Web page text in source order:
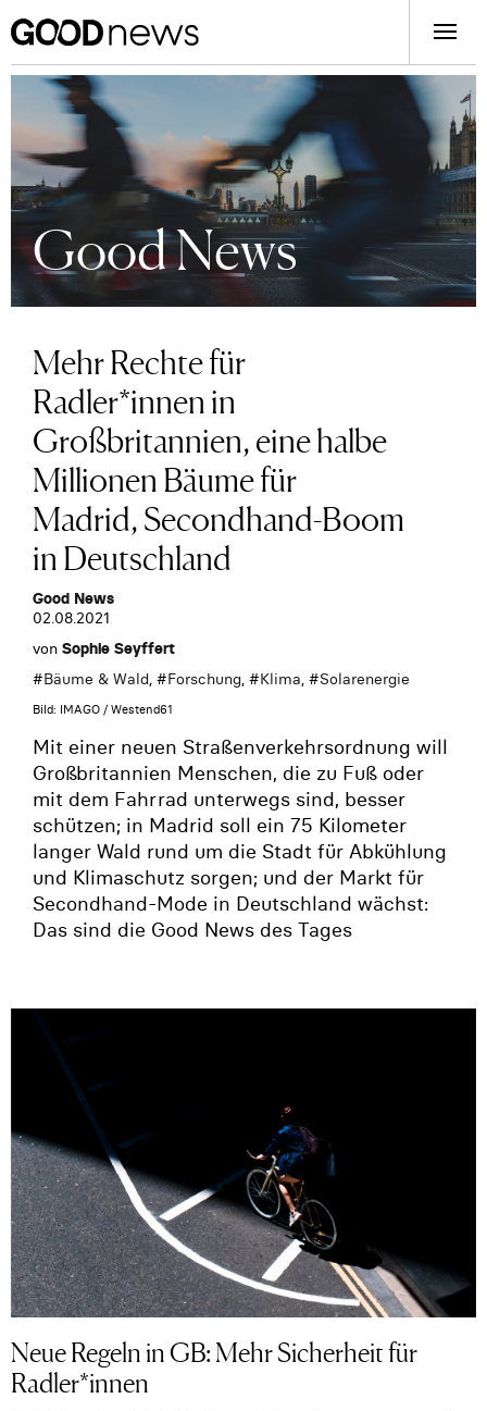
Good News
Mehr Rechte für
Radler*innen in
Großbritannien, eine halbe
Millionen Bäume für
Madrid, Secondhand-Boom
in Deutschland
Good News
02.08.2021
von Sophie Seyffert
#Bäume & Wald, #Forschung, #Klima, #Solarenergie
Bild: IMAGO / Westend61
Mit einer neuen Straßenverkehrsordnung will
Großbritannien Menschen, die zu Fuß oder
mit dem Fahrrad unterwegs sind, besser
schützen; in Madrid soll ein 75 Kilometer
langer Wald rund um die Stadt für Abkühlung
und Klimaschutz sorgen; und der Markt für
Secondhand-Mode in Deutschland wächst:
Das sind die Good News des Tages
Neue Regeln in GB: Mehr Sicherheit für
Radler*innen